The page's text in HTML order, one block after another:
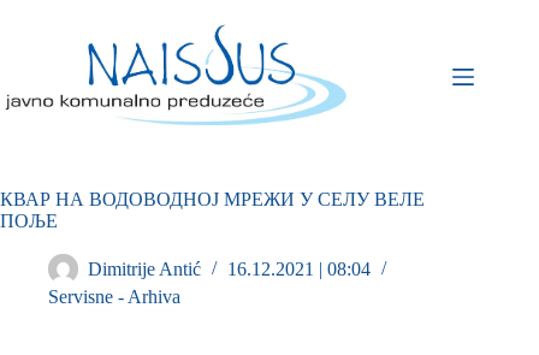
КВАР НА ВОДОВОДНОЈ МРЕЖИ У СЕЛУ ВЕЛЕ
ПОЉЕ
Dimitrije Antić
16.12.2021 | 08:04
Servisne - Arhiva